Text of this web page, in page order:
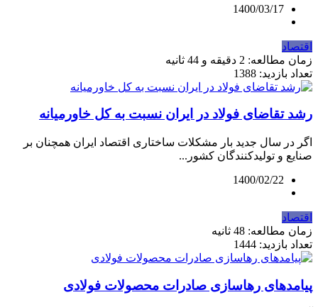
1400/03/17
اقتصاد
زمان مطالعه: 2 دقیقه و 44 ثانیه
تعداد بازدید: 1388
رشد تقاضای فولاد در ایران نسبت به کل خاورمیانه
اگر در سال جدید بار مشکلات ساختاری اقتصاد ایران همچنان بر
صنایع و تولیدکنندگان کشور...
1400/02/22
اقتصاد
زمان مطالعه: 48 ثانیه
تعداد بازدید: 1444
پیامدهای رهاسازی صادرات محصولات فولادی